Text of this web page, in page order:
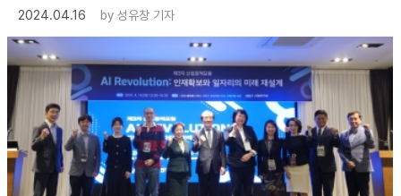
2024.04.16
by 성유창 기자